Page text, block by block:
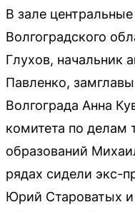
В зале
Волгоградского
Глухов,
Павленко,
Волгограда Анна
комитета по делам
образований
рядах сидели экс-
Юрий Староватых и